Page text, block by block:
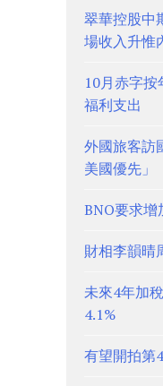
翠華控股
場收入升惟
10月赤字
福利支出
外國旅客訪
美國優先」
BNO要求增
財相李韻晴
未來4年加
4.1%
有望開拍第